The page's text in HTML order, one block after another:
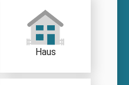
Haus